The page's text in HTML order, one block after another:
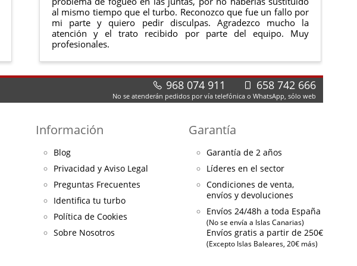
al mismo tiempo que el turbo. Reconozco que fue un fallo por
mi parte y quiero pedir disculpas. Agradezco mucho la
atención y el trato recibido por parte del equipo. Muy
profesionales.
968 074 911 658 742 666
No se atenderán pedidos por vía telefónica o WhatsApp, sólo web
Información
Blog
Privacidad y Aviso Legal
Preguntas Frecuentes
Identifica tu turbo
Política de Cookies
Sobre Nosotros
Garantía
Garantía de 2 años
Líderes en el sector
Condiciones de venta,
envíos y devoluciones
Envíos 24/48h a toda España
(No se envía a Islas Canarias)
Envíos gratis a partir de 250€
(Excepto Islas Baleares, 20€ más)